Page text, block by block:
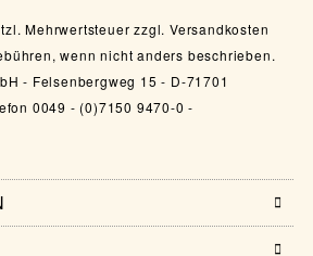
Mehrwertsteuer zzgl. Versandkosten
wenn nicht anders beschrieben.
- Felsenbergweg 15 - D-71701
0049 - (0)7150 9470-0 -